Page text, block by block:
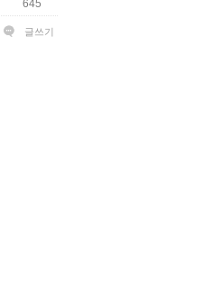
645
글쓰기